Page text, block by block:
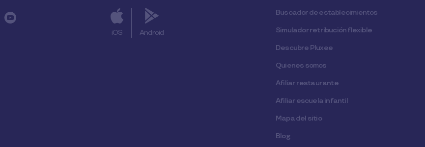
iOS Android
Buscador de establecimientos
Simulador retribución flexible
Descubre Pluxee
Quienes somos
Afiliar restaurante
Afiliar escuela infantil
Mapa del sitio
Blog